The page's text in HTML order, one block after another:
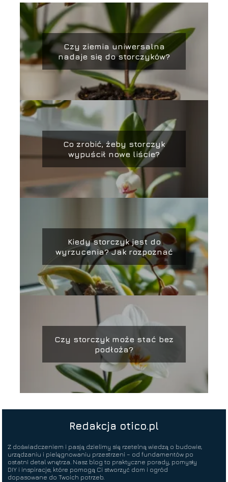
Czy ziemia uniwersalna
nadaje się do storczyków?
Co zrobić, żeby storczyk
wypuścił nowe liście?
Kiedy storczyk jest do
wyrzucenia? Jak rozpoznać
Czy storczyk może stać bez
podłoża?
Redakcja otico.pl
Z doświadczeniem i pasją dzielimy się rzetelną wiedzą o budowie,
urządzaniu i pielęgnowaniu przestrzeni – od fundamentów po
ostatni detal wnętrza. Nasz blog to praktyczne porady, pomysły
DIY i inspiracje, które pomogą Ci stworzyć dom i ogród
dopasowane do Twoich potrzeb.